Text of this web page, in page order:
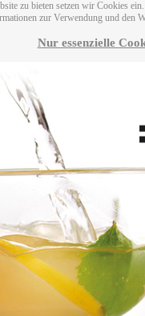
zu bieten setzen wir Cookies
zur Verwendung und den
Nur essenzielle